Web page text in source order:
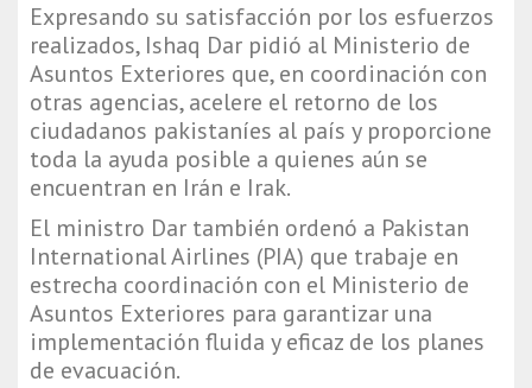
Expresando su satisfacción por los esfuerzos
realizados, Ishaq Dar pidió al Ministerio de
Asuntos Exteriores que, en coordinación con
otras agencias, acelere el retorno de los
ciudadanos pakistaníes al país y proporcione
toda la ayuda posible a quienes aún se
encuentran en Irán e Irak.
El ministro Dar también ordenó a Pakistan
International Airlines (PIA) que trabaje en
estrecha coordinación con el Ministerio de
Asuntos Exteriores para garantizar una
implementación fluida y eficaz de los planes
de evacuación.